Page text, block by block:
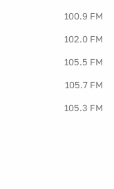
100.9 FM
102.0 FM
105.5 FM
105.7 FM
105.3 FM